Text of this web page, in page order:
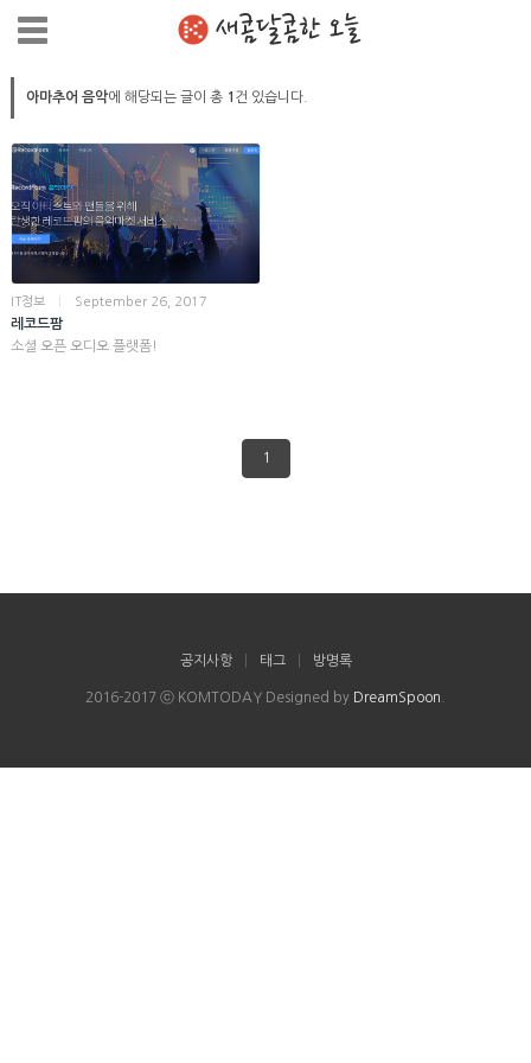
새콤달콤한 오늘
아마추어 음악에 해당되는 글이 총 1 건 있습니다.
IT정보 September 26, 2017
레코드팜
소셜 오픈 오디오 플랫폼!
1
공지사항 태그 방명록
2016-2017 ⓒ KOMTODAY Designed by DreamSpoon